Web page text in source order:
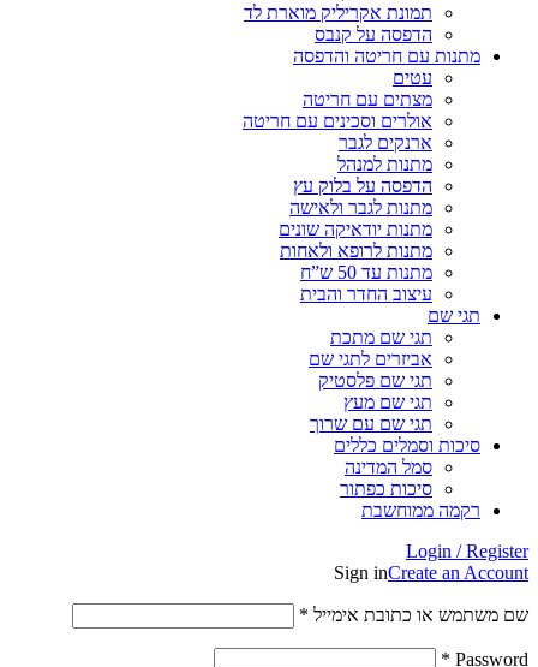
תמונת אקריליק מוארת לד
הדפסה על קנבס
מתנות עם חריטה והדפסה
עטים
מצתים עם חריטה
אולרים וסכינים עם חריטה
ארנקים לגבר
מתנות למנהל
הדפסה על בלוק עץ
מתנות לגבר ולאישה
מתנות יודאיקה שונים
מתנות לרופא ולאחות
מתנות עד 50 ש”ח
עיצוב החדר והבית
תגי שם
תגי שם מתכת
אביזרים לתגי שם
תגי שם פלסטיק
תגי שם מעץ
תגי שם עם שרוך
סיכות וסמלים כללים
סמל המדינה
סיכות כפתור
רקמה ממוחשבת
Login / Register
Sign inCreate an Account
שם משתמש או כתובת אימייל *
Password
*